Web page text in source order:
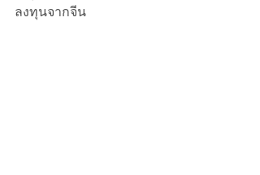
ลงทุนจากจีน